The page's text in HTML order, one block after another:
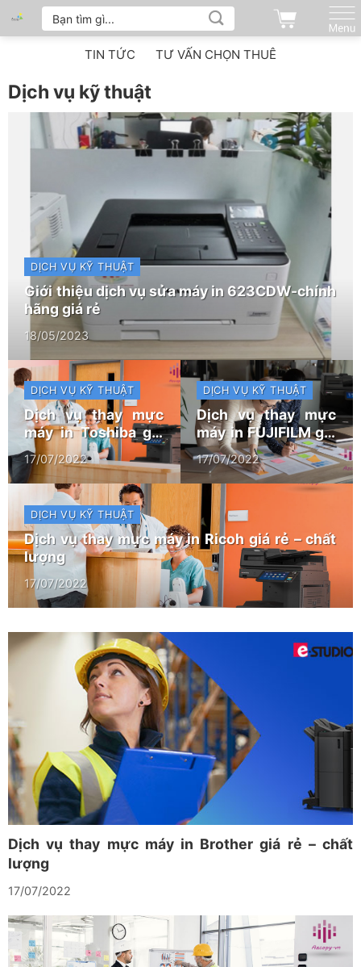
Tìm
kiếm:
TIN TỨC TƯ VẤN CHỌN THUÊ
Dịch vụ kỹ thuật
DỊCH VỤ KỸ THUẬT
Giới thiệu dịch vụ sửa máy in 623CDW-chính
hãng giá rẻ
18/05/2023
DỊCH VỤ KỸ THUẬT
Dịch vụ thay mực
máy in Toshiba giá
rẻ – chất lượng
17/07/2022
DỊCH VỤ KỸ THUẬT
Dịch vụ thay mực
máy in FUJIFILM giá
rẻ – chất lượng
17/07/2022
DỊCH VỤ KỸ THUẬT
Dịch vụ thay mực máy in Ricoh giá rẻ – chất
lượng
17/07/2022
Dịch vụ thay mực máy in Brother giá rẻ – chất
lượng
17/07/2022